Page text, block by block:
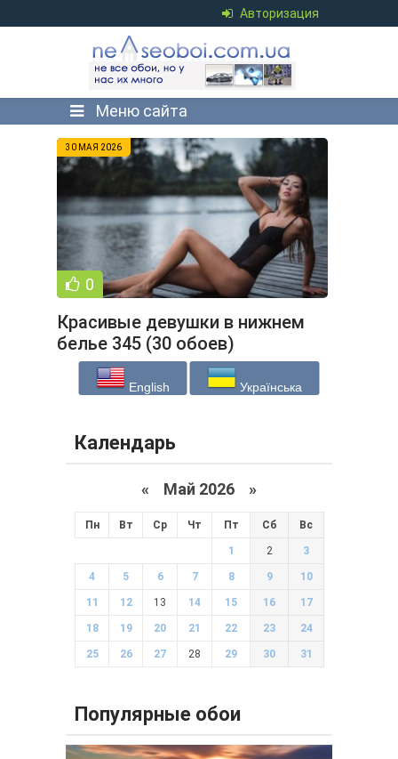
Авторизация
Меню сайта
30 МАЯ 2026
0
Красивые девушки в нижнем
белье 345 (30 обоев)
English Українська
Календарь
« Май 2026 »
Пн Вт Ср Чт Пт Сб Вс
1 2 3
4 5 6 7 8 9 10
11 12 13 14 15 16 17
18 19 20 21 22 23 24
25 26 27 28 29 30 31
Популярные обои